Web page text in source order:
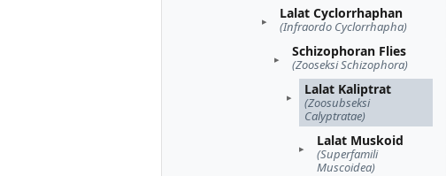
Lalat Cyclorrhaphan
(Infraordo Cyclorrhapha)
Schizophoran Flies
(Zooseksi Schizophora)
Lalat Kaliptrat
(Zoosubseksi
Calyptratae)
Lalat Muskoid
(Superfamili
Muscoidea)